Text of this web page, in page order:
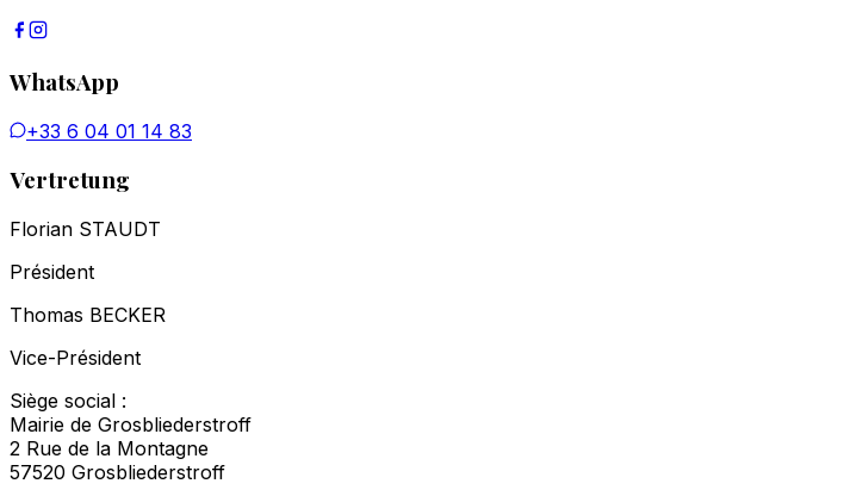
WhatsApp
+33 6 04 01 14 83
Vertretung
Florian STAUDT
Président
Thomas BECKER
Vice-Président
Siège social :
Mairie de Grosbliederstroff
2 Rue de la Montagne
57520 Grosbliederstroff